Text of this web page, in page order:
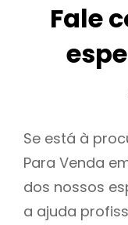
Fale
Se está à
Para Venda
dos nossos
a ajuda